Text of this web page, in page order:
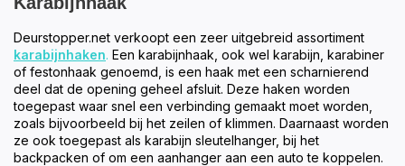
Deurstopper.net verkoopt een zeer uitgebreid assortiment
karabijnhaken. Een karabijnhaak, ook wel karabijn, karabiner
of festonhaak genoemd, is een haak met een scharnierend
deel dat de opening geheel afsluit. Deze haken worden
toegepast waar snel een verbinding gemaakt moet worden,
zoals bijvoorbeeld bij het zeilen of klimmen. Daarnaast worden
ze ook toegepast als karabijn sleutelhanger, bij het
backpacken of om een aanhanger aan een auto te koppelen.